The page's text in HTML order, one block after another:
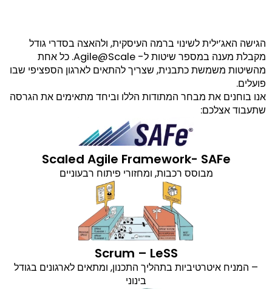
הגישה האג’ילית לשינוי ברמה העיסקית, ולהאצה בסדרי גודל
מקבלת מענה במספר שיטות ל- Agile@Scale. כל אחת
מהשיטות משמשת כתבנית, שצריך להתאים לארגון הספציפי שבו
פועלים.
אנו בוחנים את מבחר המתודות הללו וביחד מתאימים את הגרסה
שתעבוד אצלכם:
Scaled Agile Framework- SAFe
מבוסס רכבות, ומחזורי פיתוח רבעוניים
Scrum – LeSS
– המניח איטרטיביות בתהליך התכנון, ומתאים לארגונים בגודל
בינוני